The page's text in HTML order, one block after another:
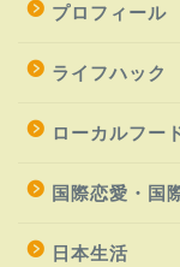
プロフィール
ライフハック
ローカルフー
国際恋愛・国
日本生活